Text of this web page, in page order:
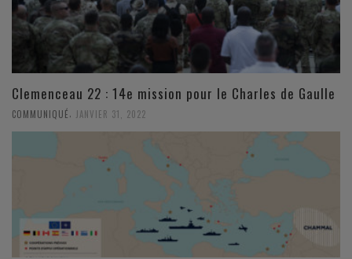
Clemenceau 22 : 14e mission pour le Charles de Gaulle
COMMUNIQUÉ JANVIER 31, 2022